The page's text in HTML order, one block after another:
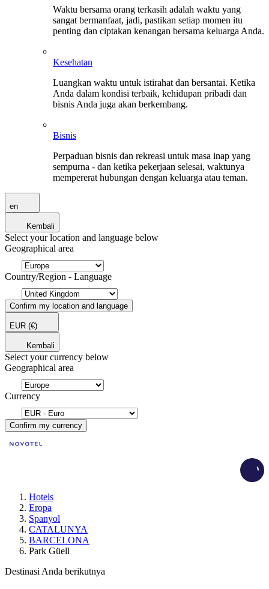
Waktu bersama orang terkasih adalah waktu yang
sangat bermanfaat, jadi, pastikan setiap momen itu
penting dan ciptakan kenangan bersama keluarga Anda.
Kesehatan
Luangkan waktu untuk istirahat dan bersantai. Ketika
Anda dalam kondisi terbaik, kehidupan pribadi dan
bisnis Anda juga akan berkembang.
Bisnis
Perpaduan bisnis dan rekreasi untuk masa inap yang
sempurna - dan ketika pekerjaan selesai, waktunya
mempererat hubungan dengan keluarga atau teman.
en
Kembali
Select your location and language below
Geographical area
Country/Region - Language
Confirm my location and language
EUR (€)
Kembali
Select your currency below
Geographical area
Currency
Confirm my currency
Hotels
Eropa
Spanyol
CATALUNYA
BARCELONA
Park Güell
Destinasi Anda berikutnya